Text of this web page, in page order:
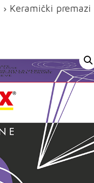
› Keramički premazi